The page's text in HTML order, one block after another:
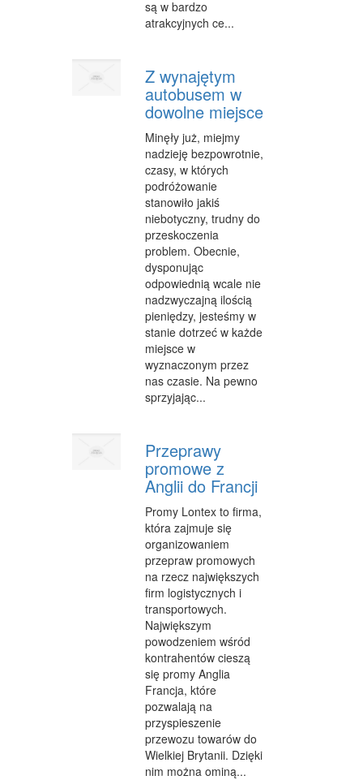
są w bardzo
atrakcyjnych ce...
Z wynajętym
autobusem w
dowolne miejsce
Minęły już, miejmy
nadzieję bezpowrotnie,
czasy, w których
podróżowanie
stanowiło jakiś
niebotyczny, trudny do
przeskoczenia
problem. Obecnie,
dysponując
odpowiednią wcale nie
nadzwyczajną ilością
pieniędzy, jesteśmy w
stanie dotrzeć w każde
miejsce w
wyznaczonym przez
nas czasie. Na pewno
sprzyjając...
Przeprawy
promowe z
Anglii do Francji
Promy Lontex to firma,
która zajmuje się
organizowaniem
przepraw promowych
na rzecz największych
firm logistycznych i
transportowych.
Największym
powodzeniem wśród
kontrahentów cieszą
się promy Anglia
Francja, które
pozwalają na
przyspieszenie
przewozu towarów do
Wielkiej Brytanii. Dzięki
nim można ominą...